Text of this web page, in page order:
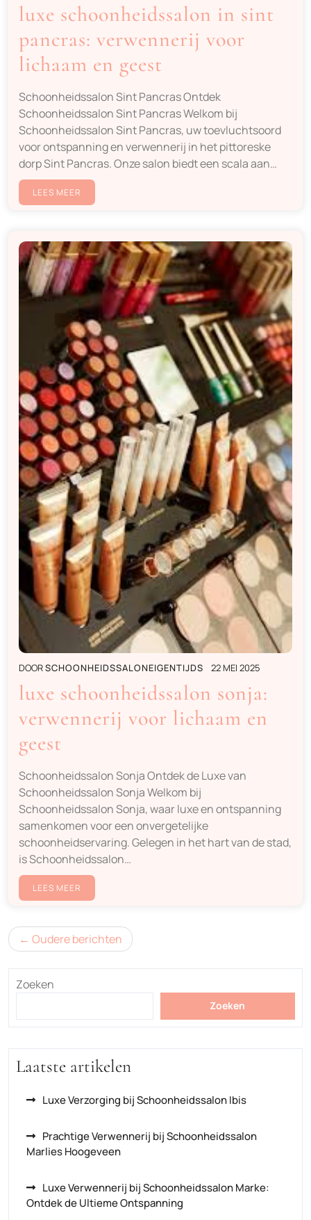
luxe schoonheidssalon in sint
pancras: verwennerij voor
lichaam en geest
Schoonheidssalon Sint Pancras Ontdek
Schoonheidssalon Sint Pancras Welkom bij
Schoonheidssalon Sint Pancras, uw toevluchtsoord
voor ontspanning en verwennerij in het pittoreske
dorp Sint Pancras. Onze salon biedt een scala aan…
LEES MEER
DOORSCHOONHEIDSSALONEIGENTIJDS 22 MEI 2025
luxe schoonheidssalon sonja:
verwennerij voor lichaam en
geest
Schoonheidssalon Sonja Ontdek de Luxe van
Schoonheidssalon Sonja Welkom bij
Schoonheidssalon Sonja, waar luxe en ontspanning
samenkomen voor een onvergetelijke
schoonheidservaring. Gelegen in het hart van de stad,
is Schoonheidssalon…
LEES MEER
Berichtennavigatie
Oudere berichten
Zoeken
Zoeken
Laatste artikelen
Luxe Verzorging bij Schoonheidssalon Ibis
Prachtige Verwennerij bij Schoonheidssalon
Marlies Hoogeveen
Luxe Verwennerij bij Schoonheidssalon Marke:
Ontdek de Ultieme Ontspanning